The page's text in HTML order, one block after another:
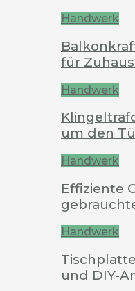
Handwerk
für
Handwerk
um den
Handwerk
Effiziente
Handwerk
und DIY-